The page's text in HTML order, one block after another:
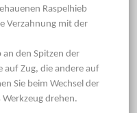
Raspelhieb
Verzahnung mit der
an den Spitzen der
auf Zug, die andere auf
Sie beim Wechsel der
drehen.